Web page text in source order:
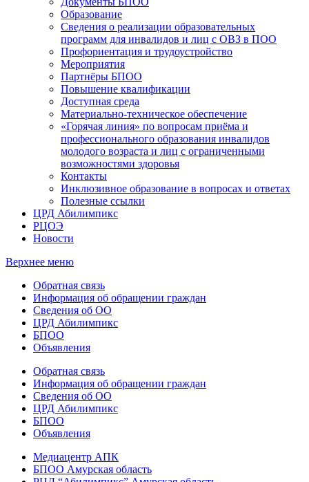
Образование
Сведения о реализации образовательных
программ для инвалидов и лиц с ОВЗ в ПОО
Профориентация и трудоустройство
Мероприятия
Партнёры БПОО
Повышение квалификации
Доступная среда
Материально-техническое обеспечение
«Горячая линия» по вопросам приёма и
профессионального образования инвалидов
молодого возраста и лиц с ограниченными
возможностями здоровья
Контакты
Инклюзивное образование в вопросах и ответах
Полезные ссылки
ЦРД Абилимпикс
РЦОЭ
Новости
Верхнее меню
Обратная связь
Информация об обращении граждан
Сведения об ОО
ЦРД Абилимпикс
БПОО
Объявления
Обратная связь
Информация об обращении граждан
Сведения об ОО
ЦРД Абилимпикс
БПОО
Объявления
Медиацентр АПК
БПОО Амурская область